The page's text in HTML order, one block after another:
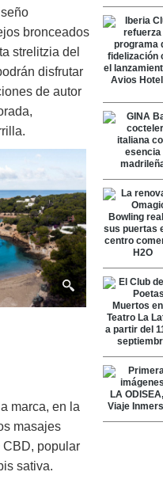
bronceados
strelitzia del
disfrutar
de autor
marca, en la
masajes
CBD, popular
sativa.